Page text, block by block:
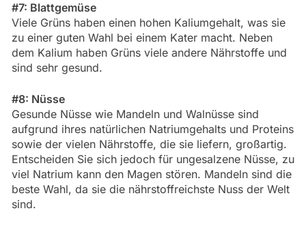
#7: Blattgemüse
Viele Grüns haben einen hohen Kaliumgehalt, was sie
zu einer guten Wahl bei einem Kater macht. Neben
dem Kalium haben Grüns viele andere Nährstoffe und
sind sehr gesund.
#8: Nüsse
Gesunde Nüsse wie Mandeln und Walnüsse sind
aufgrund ihres natürlichen Natriumgehalts und Proteins
sowie der vielen Nährstoffe, die sie liefern, großartig.
Entscheiden Sie sich jedoch für ungesalzene Nüsse, zu
viel Natrium kann den Magen stören. Mandeln sind die
beste Wahl, da sie die nährstoffreichste Nuss der Welt
sind.